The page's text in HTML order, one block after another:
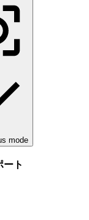
mode
ト